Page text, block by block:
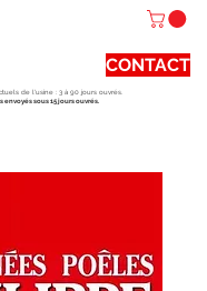
CONTACT
de l'usine : 3 à 90 jours ouvrés.
envoyés sous 15 jours ouvrés.